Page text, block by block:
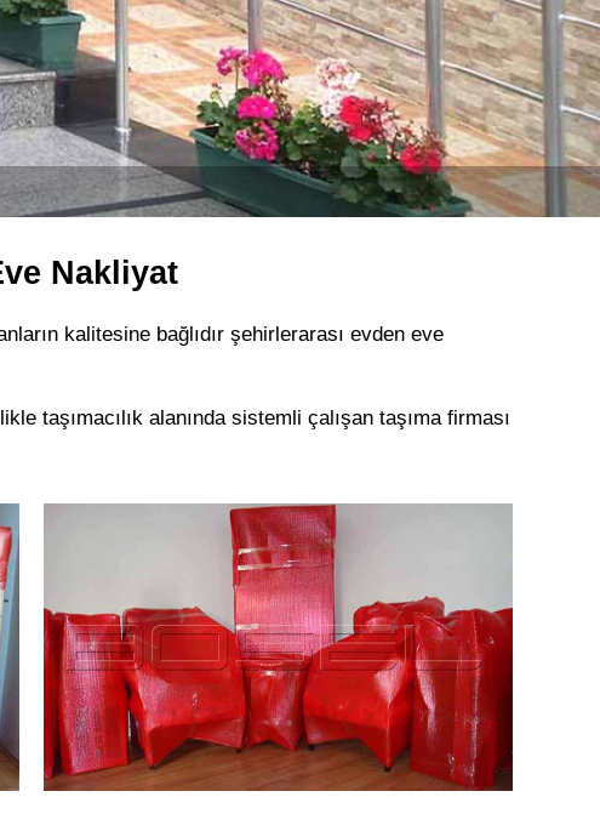
Nakliyat
kalitesine bağlıdır şehirlerarası evden eve
taşımacılık alanında sistemli çalışan taşıma firması